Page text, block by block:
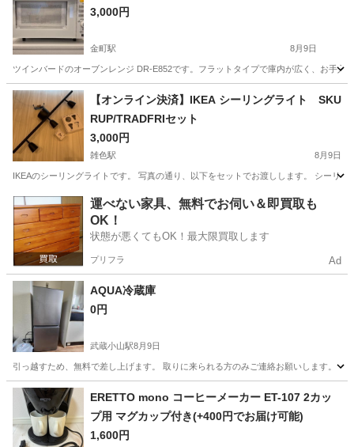
3,000円
金町駅 8月9日
ツインバードのオーブンレンジ DR-E852です。フラットタイプで庫内が広く、お手
東京 葛飾区 金町駅 キッチン家電
【オンライン決済】IKEA シーリングライト SKU
RUP/TRADFRIセット
3,000円
雑色駅 8月9日
IKEAのシーリングライトです。 写真の通り、以下をセットでお渡しします。 シーリ
東京 大田区 雑色駅 その他
運べない家具、無料でお伺い＆即買取も
OK！
状態が悪くてもOK！最大限買取します
プリフラ Ad
AQUA冷蔵庫
0円
武蔵小山駅8月9日
引っ越すため、無料で差し上げます。 取りに来られる方のみご連絡お願いします。
東京 品川区 キッチン家電
ERETTO mono コーヒーメーカー ET-107 2カッ
プ用 マグカップ付き(+400円でお届け可能)
1,600円